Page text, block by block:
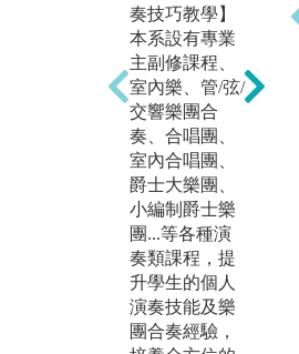
奏技巧教學】
本系設有專業
主副修課程、
室內樂、管/弦/
交響樂團合
奏、合唱團、
室內合唱團、
爵士大樂團、
小編制爵士樂
團...等各種演
奏類課程，提
升學生的個人
演奏技能及樂
團合奏經驗，